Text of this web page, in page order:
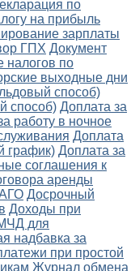
по
на прибыль
зарплаты
ГПХ Документ
налогов по
выходные дни
способ)
способ) Доплата за
работу в ночное
Доплата
график) Доплата за
соглашения к
аренды
Досрочный
Доходы при
для
надбавка за
при простой
Журнал обмена